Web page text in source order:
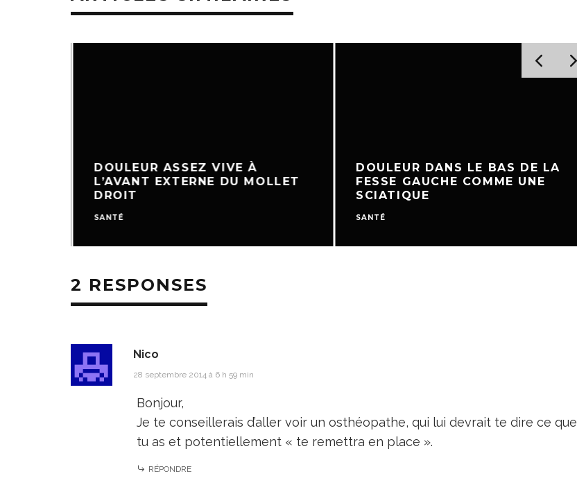
DOULEUR ASSEZ VIVE À
L’AVANT EXTERNE DU MOLLET
DROIT
SANTÉ
DOULEUR DANS LE BAS DE LA
FESSE GAUCHE COMME UNE
SCIATIQUE
SANTÉ
2 RESPONSES
Nico
28 septembre 2014 à 6 h 59 min
Bonjour,
Je te conseillerais d’aller voir un osthéopathe, qui lui devrait te dire ce que
tu as et potentiellement « te remettra en place ».
RÉPONDRE